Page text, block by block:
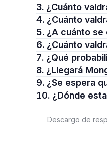
3. ¿Cuánto
4. ¿Cuánto
5. ¿A cuánto
6. ¿Cuánto
7. ¿Qué
8. ¿Llegará
9. ¿Se espera
10. ¿Dónde
Descargo de